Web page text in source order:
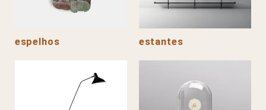
espelhos estantes